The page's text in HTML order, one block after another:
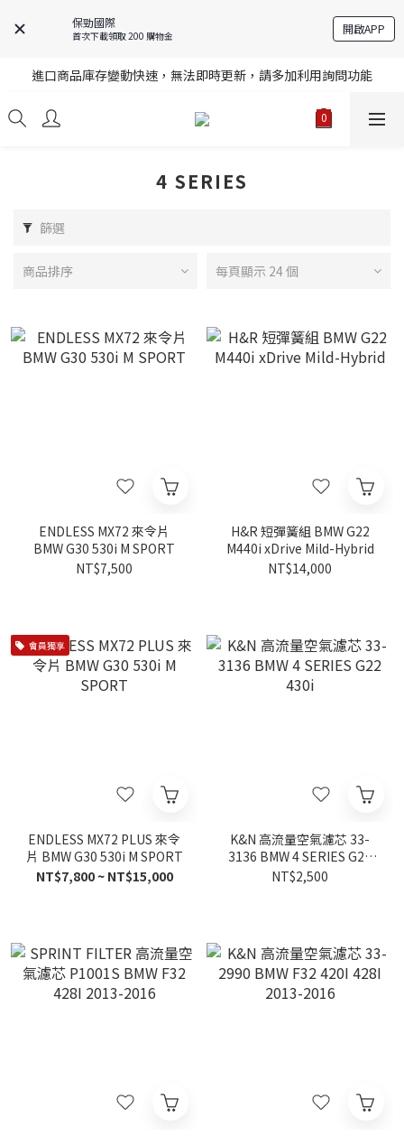
保勁國際
首次下載領取 200 購物金 開啟APP
註冊就送購物金，歡迎加入享更多優惠
註冊就送購物金，歡迎加入享更多優惠
進口商品庫存變動快速，無法即時更新，請多加利用詢問功能
註冊就送購物金，歡迎加入享更多優惠
4 SERIES
篩選
商品排序 每頁顯示 24 個
ENDLESS MX72 來令片
BMW G30 530i M SPORT
NT$7,500
H&R 短彈簧組 BMW G22
M440i xDrive Mild-Hybrid
NT$14,000
會員獨享
ENDLESS MX72 PLUS 來令
片 BMW G30 530i M SPORT
NT$7,800 ~ NT$15,000
K&N 高流量空氣濾芯 33-
3136 BMW 4 SERIES G22
430i
NT$2,500